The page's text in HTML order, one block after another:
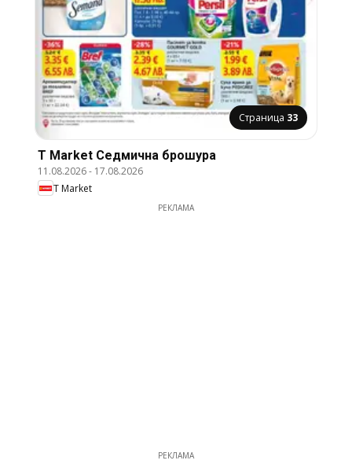
Страница 33
T Market Cедмична брошура
11.08.2026- 17.08.2026
T Market
РЕКЛАМА
РЕКЛАМА